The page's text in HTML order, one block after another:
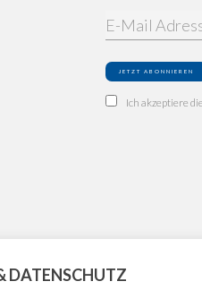
Ich akzeptiere die
DATENSCHUTZ